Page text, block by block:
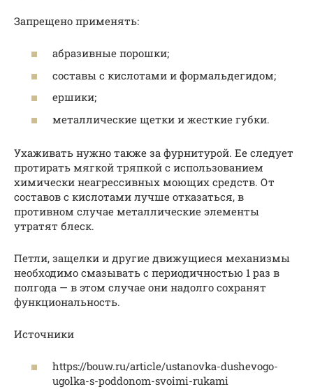
Запрещено применять:
абразивные порошки;
составы с кислотами и формальдегидом;
ершики;
металлические щетки и жесткие губки.
Ухаживать нужно также за фурнитурой. Ее следует
протирать мягкой тряпкой с использованием
химически неагрессивных моющих средств. От
составов с кислотами лучше отказаться, в
противном случае металлические элементы
утратят блеск.
Петли, защелки и другие движущиеся механизмы
необходимо смазывать с периодичностью 1 раз в
полгода — в этом случае они надолго сохранят
функциональность.
Источники
https://bouw.ru/article/ustanovka-dushevogo-
ugolka-s-poddonom-svoimi-rukami